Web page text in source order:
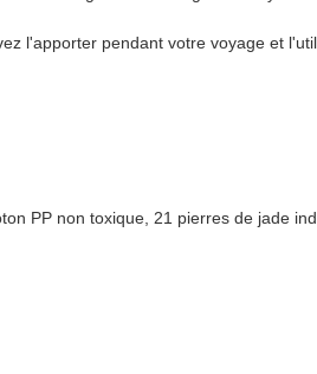
l'apporter pendant votre voyage et
PP non toxique, 21 pierres de jade